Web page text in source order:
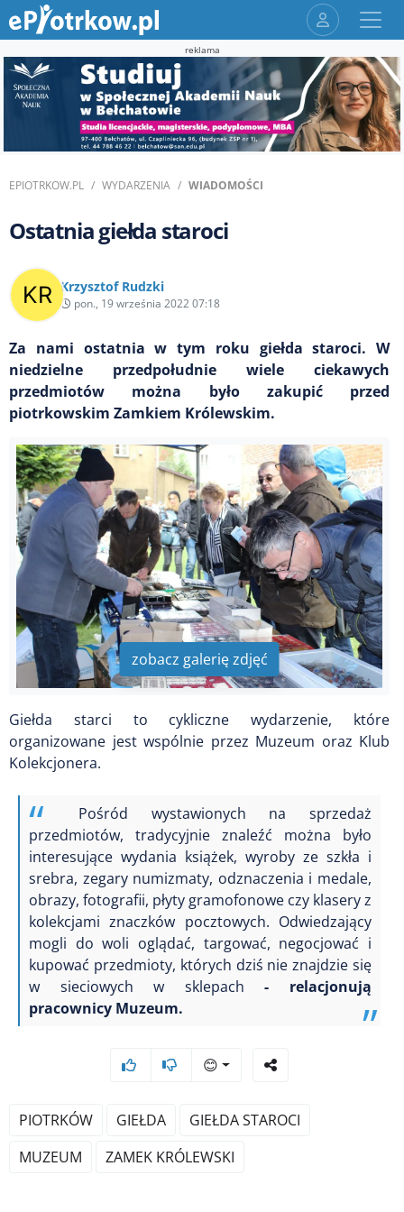
reklama
EPIOTRKOW.PL WYDARZENIA WIADOMOŚCI
Ostatnia giełda staroci
Krzysztof Rudzki
pon., 19 września 2022 07:18
Za nami ostatnia w tym roku giełda staroci. W
niedzielne przedpołudnie wiele ciekawych
przedmiotów można było zakupić przed
piotrkowskim Zamkiem Królewskim.
zobacz galerię zdjęć
Giełda starci to cykliczne wydarzenie, które
organizowane jest wspólnie przez Muzeum oraz Klub
Kolekcjonera.
Pośród wystawionych na sprzedaż
przedmiotów, tradycyjnie znaleźć można było
interesujące wydania książek, wyroby ze szkła i
srebra, zegary numizmaty, odznaczenia i medale,
obrazy, fotografii, płyty gramofonowe czy klasery z
kolekcjami znaczków pocztowych. Odwiedzający
mogli do woli oglądać, targować, negocjować i
kupować przedmioty, których dziś nie znajdzie się
w sieciowych w sklepach- relacjonują
pracownicy Muzeum.
😊
PIOTRKÓW GIEŁDA
GIEŁDA STAROCI
MUZEUM
ZAMEK KRÓLEWSKI